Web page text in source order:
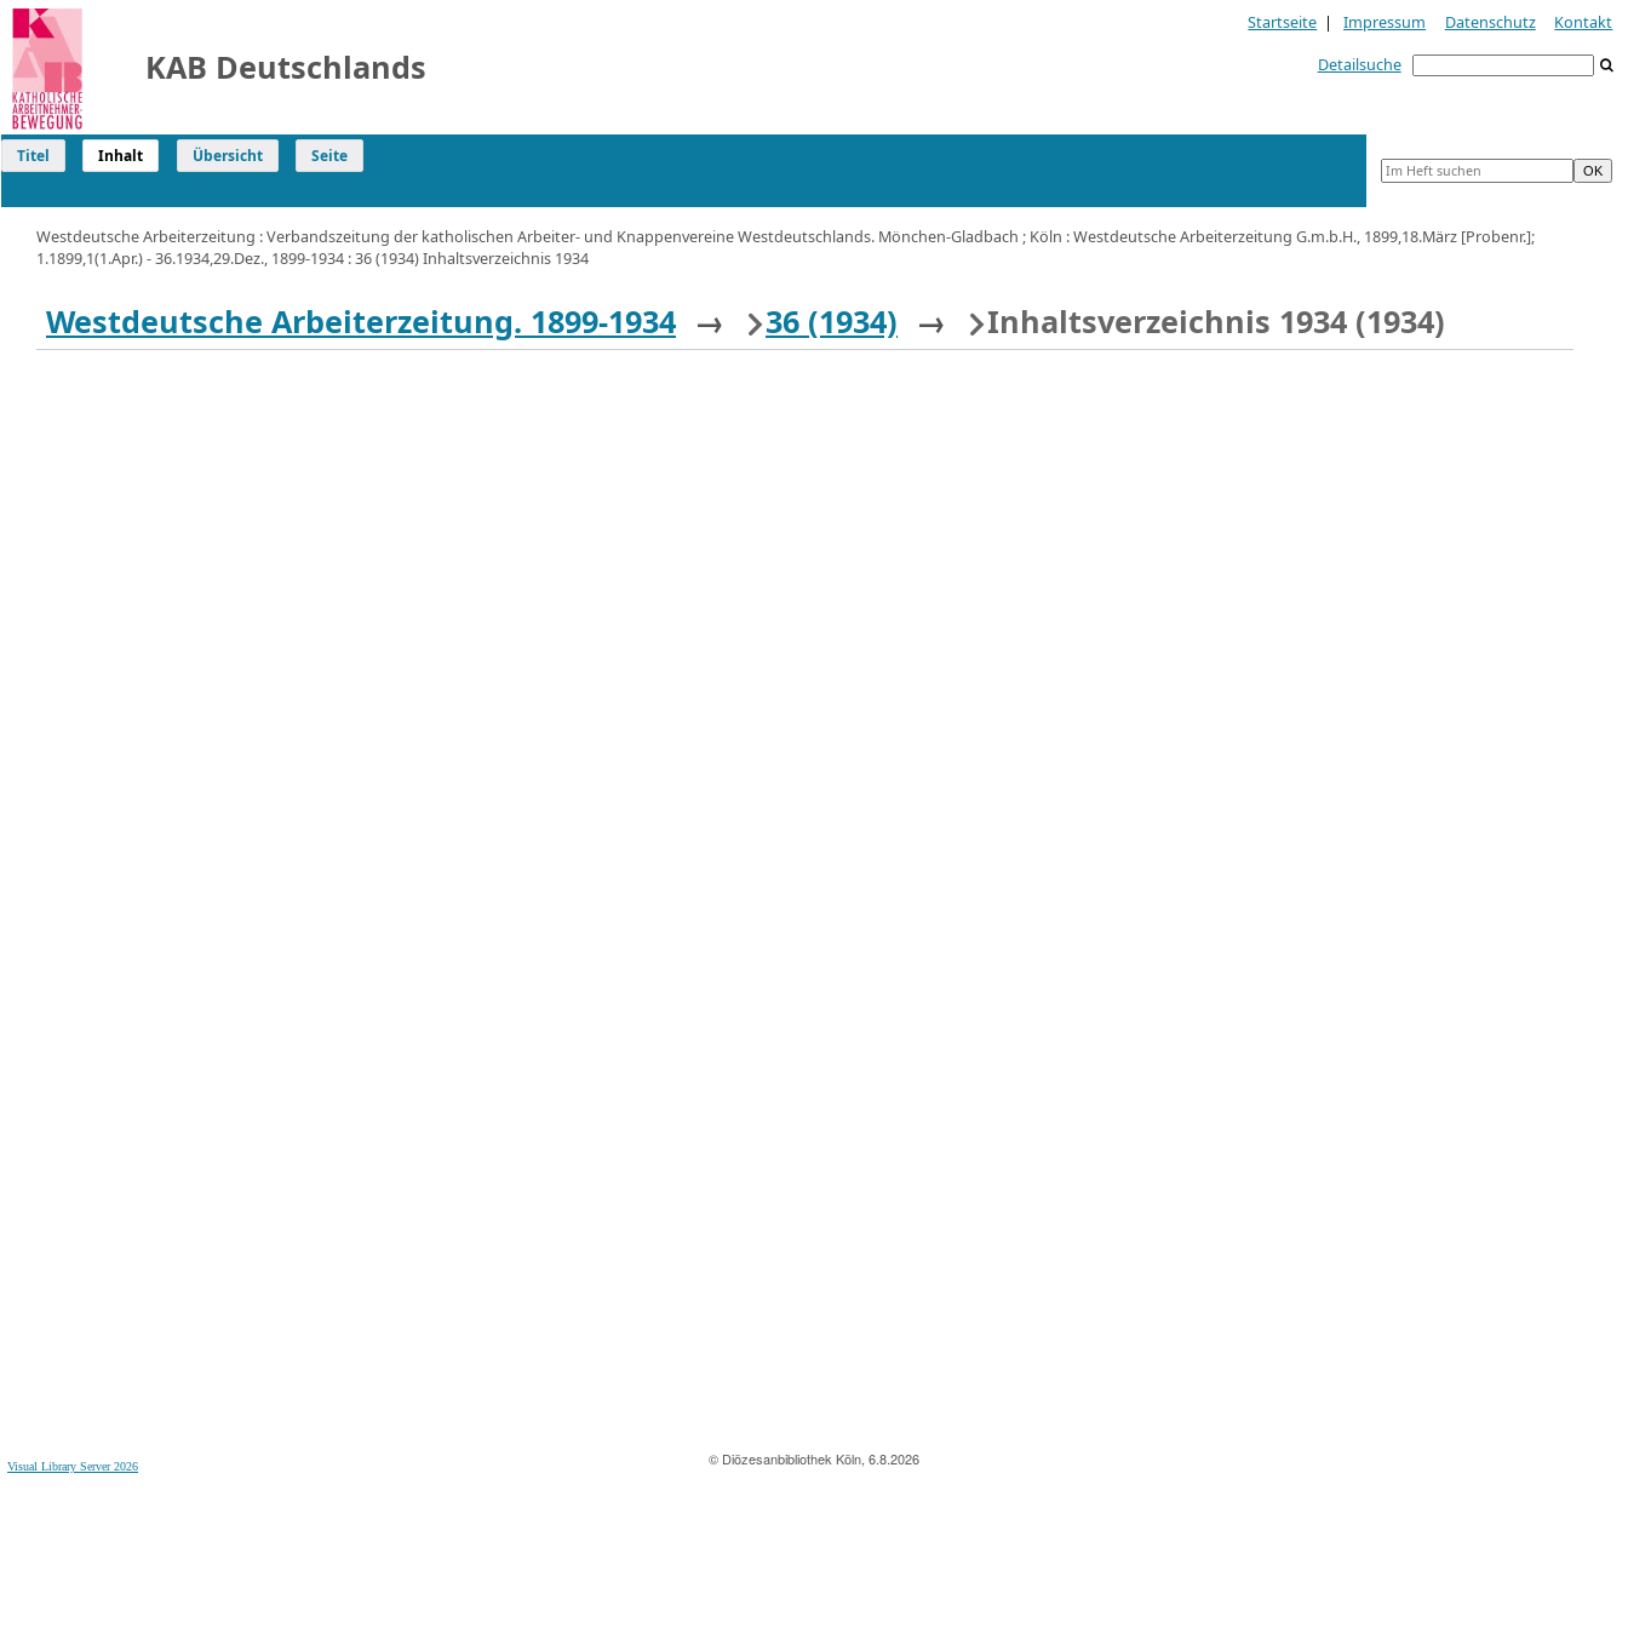
© Diözesanbibliothek Köln, 6.8.2026
Visual Library Server 2026
KAB Deutschlands
Startseite | Impressum Datenschutz
Kontakt
Detailsuche
Titel Inhalt Übersicht Seite
Westdeutsche Arbeiterzeitung : Verbandszeitung der katholischen Arbeiter- und Knappenvereine Westdeutschlands. Mönchen-Gladbach ; Köln : Westdeutsche Arbeiterzeitung G.m.b.H., 1899,18.März [Probenr.];
1.1899,1(1.Apr.) - 36.1934,29.Dez., 1899-1934 : 36 (1934) Inhaltsverzeichnis 1934
Westdeutsche Arbeiterzeitung. 1899-1934 → 36 (1934) → Inhaltsverzeichnis 1934 (1934)